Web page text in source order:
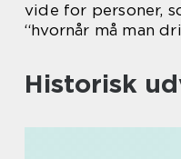
vide for personer,
“hvornår må man
Historisk